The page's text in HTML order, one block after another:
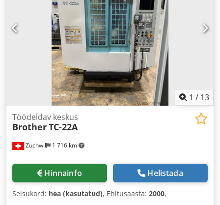
1 / 13
Zuchwil 1 716 km
Töödeldav keskus
BrotherTC-22A
Hinnainfo Helistada
Seisukord: hea (kasutatud), Ehitusaasta: 2000,